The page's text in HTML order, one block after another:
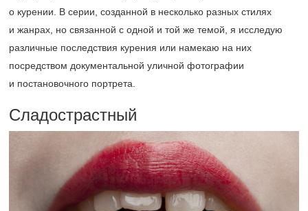
о курении. В серии, созданной в несколько разных стилях
и жанрах, но связанной с одной и той же темой, я исследую
различные последствия курения или намекаю на них
посредством документальной уличной фотографии
и постановочного портрета.
Сладострастный